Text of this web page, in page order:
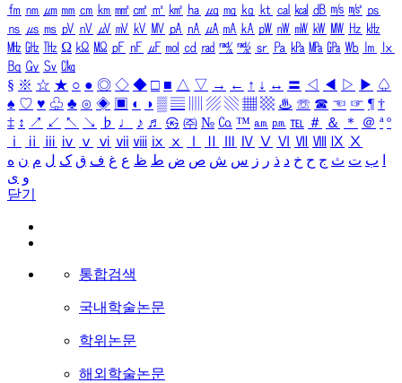
㎙ ㎚ ㎛ ㎜ ㎝ ㎞ ㎟ ㎠ ㎡ ㎢ ㏊ ㎍ ㎎ ㎏ ㏏ ㎈ ㎉ ㏈ ㎧ ㎨ ㎰
㎱ ㎲ ㎳ ㎴ ㎵ ㎶ ㎷ ㎸ ㎹ ㎀ ㎁ ㎂ ㎃ ㎄ ㎺ ㎻ ㎽ ㎾ ㎿ ㎐ ㎑
㎒ ㎓ ㎔ Ω ㏀ ㏁ ㎊ ㎋ ㎌ ㏖ ㏅ ㎭ ㎮ ㎯ ㏛ ㎩ ㎪ ㎫ ㎬ ㏝ ㏐
㏓
㏃ ㏉ ㏜ ㏆
§ ※ ☆ ★ ○ ● ◎ ◇ ◆ □ ■ △ ▽ → ← ↑ ↓ ↔ 〓 ◁ ◀ ▷ ▶ ♤
♠ ♡ ♥ ♧ ♣ ⊙ ◈ ▣ ◐ ◑ ▒ ▤ ▨ ▧ ▦ ▩ ♨ ☏ ☎ ☜ ☞ ¶ †
‡ ↕ ↗ ↙ ↖ ↘ ♭ ♩ ♪ ♬ ㉿ ㈜ № ㏇ ™ ㏂ ㏘ ℡ ＃ ＆ ＊ ＠ ª º
ⅰ
ⅱ ⅲ ⅳ ⅴ ⅵ ⅶ ⅷ ⅸ ⅹ Ⅳ Ⅴ Ⅵ Ⅶ Ⅷ Ⅸ Ⅹ
ب ت ث ج ح خ د ذ ر ز س ش ص ض ط ظ ع غ ف ق ک ل م ن ه
و ی
닫기
통합검색
국내학술논문
학위논문
해외학술논문